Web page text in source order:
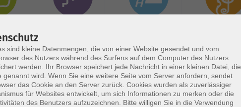
sind kleine Datenmengen, die von einer Website gesendet und vom
des Nutzers während des Surfens auf dem Computer des Nutzers
werden. Ihr Browser speichert jede Nachricht in einer kleinen Datei, die
genannt wird. Wenn Sie eine weitere Seite vom Server anfordern, sendet
das Cookie an den Server zurück. Cookies wurden als zuverlässiger
für Websites entwickelt, um sich Informationen zu merken oder die
des Benutzers aufzuzeichnen. Bitte willigen Sie in die Verwendung